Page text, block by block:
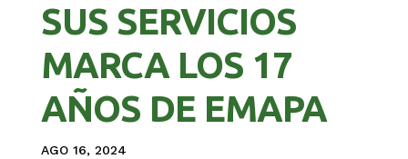
SUS SERVICIOS
MARCA LOS 17
AÑOS DE EMAPA
AGO 16, 2024